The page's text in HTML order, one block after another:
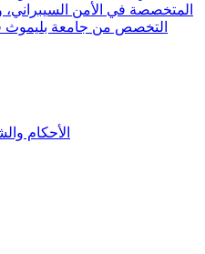
المتخصصة في الأمن السيبراني،
التخصص من جامعة بليموث
الأحكام